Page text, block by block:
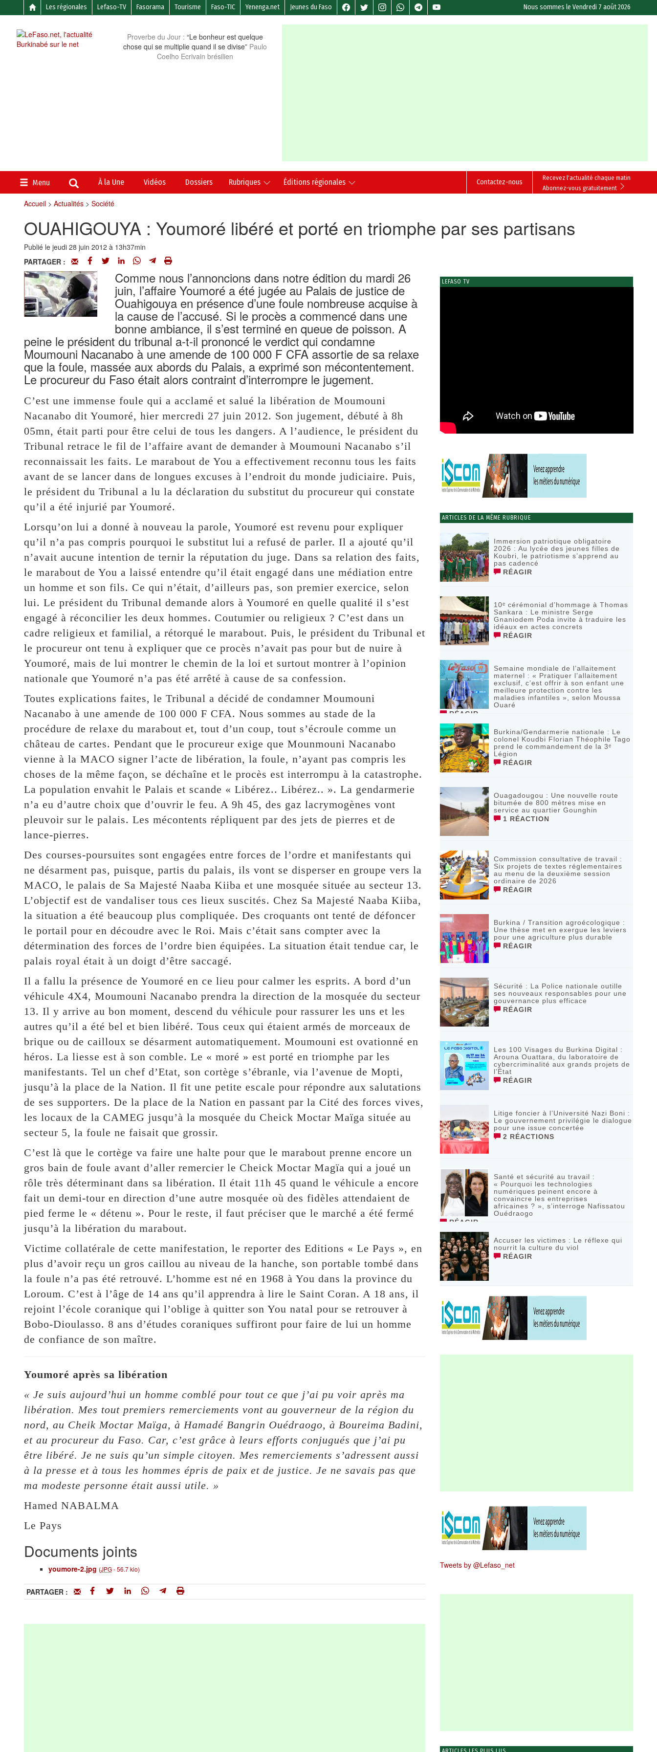
Les régionales Lefaso-TV Fasorama Tourisme Faso-TIC Yenenga.net Jeunes du Faso Nous sommes leVendredi 7 août 2026
Proverbe du Jour : “Le bonheur est quelque
chose qui se multiplie quand il se divise” Paulo
Coelho Ecrivain brésilien
Menu À la Une Vidéos Dossiers Rubriques Éditions régionales
Recevez l'actualité chaque matin
Abonnez-vous gratuitement
Contactez-nous
Accueil> Actualités> Société
OUAHIGOUYA : Youmoré libéré et porté en triomphe par ses partisans
Publié le jeudi 28 juin 2012 à 13h37min
PARTAGER :
Comme nous l’annoncions dans notre édition du mardi 26
juin, l’affaire Youmoré a été jugée au Palais de justice de
Ouahigouya en présence d’une foule nombreuse acquise à
la cause de l’accusé. Si le procès a commencé dans une
bonne ambiance, il s’est terminé en queue de poisson. A
peine le président du tribunal a-t-il prononcé le verdict qui condamne
Moumouni Nacanabo à une amende de 100 000 F CFA assortie de sa relaxe
que la foule, massée aux abords du Palais, a exprimé son mécontentement.
Le procureur du Faso était alors contraint d’interrompre le jugement.
C’est une immense foule qui a acclamé et salué la libération de Moumouni
Nacanabo dit Youmoré, hier mercredi 27 juin 2012. Son jugement, débuté à 8h
05mn, était parti pour être celui de tous les dangers. A l’audience, le président du
Tribunal retrace le fil de l’affaire avant de demander à Moumouni Nacanabo s’il
reconnaissait les faits. Le marabout de You a effectivement reconnu tous les faits
avant de se lancer dans de longues excuses à l’endroit du monde judiciaire. Puis,
le président du Tribunal a lu la déclaration du substitut du procureur qui constate
qu’il a été injurié par Youmoré.
Lorsqu’on lui a donné à nouveau la parole, Youmoré est revenu pour expliquer
qu’il n’a pas compris pourquoi le substitut lui a refusé de parler. Il a ajouté qu’il
n’avait aucune intention de ternir la réputation du juge. Dans sa relation des faits,
le marabout de You a laissé entendre qu’il était engagé dans une médiation entre
un homme et son fils. Ce qui n’était, d’ailleurs pas, son premier exercice, selon
lui. Le président du Tribunal demande alors à Youmoré en quelle qualité il s’est
engagé à réconcilier les deux hommes. Coutumier ou religieux ? C’est dans un
cadre religieux et familial, a rétorqué le marabout. Puis, le président du Tribunal et
le procureur ont tenu à expliquer que ce procès n’avait pas pour but de nuire à
Youmoré, mais de lui montrer le chemin de la loi et surtout montrer à l’opinion
nationale que Youmoré n’a pas été arrêté à cause de sa confession.
Toutes explications faites, le Tribunal a décidé de condamner Moumouni
Nacanabo à une amende de 100 000 F CFA. Nous sommes au stade de la
procédure de relaxe du marabout et, tout d’un coup, tout s’écroule comme un
château de cartes. Pendant que le procureur exige que Mounmouni Nacanabo
vienne à la MACO signer l’acte de libération, la foule, n’ayant pas compris les
choses de la même façon, se déchaîne et le procès est interrompu à la catastrophe.
La population envahit le Palais et scande « Libérez.. Libérez.. ». La gendarmerie
n’a eu d’autre choix que d’ouvrir le feu. A 9h 45, des gaz lacrymogènes vont
pleuvoir sur le palais. Les mécontents répliquent par des jets de pierres et de
lance-pierres.
Des courses-poursuites sont engagées entre forces de l’ordre et manifestants qui
ne désarment pas, puisque, partis du palais, ils vont se disperser en groupe vers la
MACO, le palais de Sa Majesté Naaba Kiiba et une mosquée située au secteur 13.
L’objectif est de vandaliser tous ces lieux suscités. Chez Sa Majesté Naaba Kiiba,
la situation a été beaucoup plus compliquée. Des croquants ont tenté de défoncer
le portail pour en découdre avec le Roi. Mais c’était sans compter avec la
détermination des forces de l’ordre bien équipées. La situation était tendue car, le
palais royal était à un doigt d’être saccagé.
Il a fallu la présence de Youmoré en ce lieu pour calmer les esprits. A bord d’un
véhicule 4X4, Moumouni Nacanabo prendra la direction de la mosquée du secteur
13. Il y arrive au bon moment, descend du véhicule pour rassurer les uns et les
autres qu’il a été bel et bien libéré. Tous ceux qui étaient armés de morceaux de
brique ou de cailloux se désarment automatiquement. Moumouni est ovationné en
héros. La liesse est à son comble. Le « moré » est porté en triomphe par les
manifestants. Tel un chef d’Etat, son cortège s’ébranle, via l’avenue de Mopti,
jusqu’à la place de la Nation. Il fit une petite escale pour répondre aux salutations
de ses supporters. De la place de la Nation en passant par la Cité des forces vives,
les locaux de la CAMEG jusqu’à la mosquée du Cheick Moctar Maïga située au
secteur 5, la foule ne faisait que grossir.
C’est là que le cortège va faire une halte pour que le marabout prenne encore un
gros bain de foule avant d’aller remercier le Cheick Moctar Magïa qui a joué un
rôle très déterminant dans sa libération. Il était 11h 45 quand le véhicule a encore
fait un demi-tour en direction d’une autre mosquée où des fidèles attendaient de
pied ferme le « détenu ». Pour le reste, il faut préciser que le marché a été fermé
jusqu’à la libération du marabout.
Victime collatérale de cette manifestation, le reporter des Editions « Le Pays », en
plus d’avoir reçu un gros caillou au niveau de la hanche, son portable tombé dans
la foule n’a pas été retrouvé. L’homme est né en 1968 à You dans la province du
Loroum. C’est à l’âge de 14 ans qu’il apprendra à lire le Saint Coran. A 18 ans, il
rejoint l’école coranique qui l’oblige à quitter son You natal pour se retrouver à
Bobo-Dioulasso. 8 ans d’études coraniques suffiront pour faire de lui un homme
de confiance de son maître.
Youmoré après sa libération
« Je suis aujourd’hui un homme comblé pour tout ce que j’ai pu voir après ma
libération. Mes tout premiers remerciements vont au gouverneur de la région du
nord, au Cheik Moctar Maïga, à Hamadé Bangrin Ouédraogo, à Boureima Badini,
et au procureur du Faso. Car, c’est grâce à leurs efforts conjugués que j’ai pu
être libéré. Je ne suis qu’un simple citoyen. Mes remerciements s’adressent aussi
à la presse et à tous les hommes épris de paix et de justice. Je ne savais pas que
ma modeste personne était aussi utile. »
Hamed NABALMA
Le Pays
Documents joints
youmore-2.jpg (JPG-56.7 kio)
PARTAGER :
LEFASO TV
ARTICLES DE LA MÊME RUBRIQUE
Immersion patriotique obligatoire
2026 : Au lycée des jeunes filles de
Koubri, le patriotisme s’apprend au
pas cadencé
RÉAGIR
10ᵉ cérémonial d’hommage à Thomas
Sankara : Le ministre Serge
Gnaniodem Poda invite à traduire les
idéaux en actes concrets
RÉAGIR
Semaine mondiale de l’allaitement
maternel : « Pratiquer l’allaitement
exclusif, c’est offrir à son enfant une
meilleure protection contre les
maladies infantiles », selon Moussa
Ouaré
RÉAGIR
Burkina/Gendarmerie nationale : Le
colonel Koudbi Florian Théophile Tago
prend le commandement de la 3ᵉ
Légion
RÉAGIR
Ouagadougou : Une nouvelle route
bitumée de 800 mètres mise en
service au quartier Gounghin
1 RÉACTION
Commission consultative de travail :
Six projets de textes réglementaires
au menu de la deuxième session
ordinaire de 2026
RÉAGIR
Burkina / Transition agroécologique :
Une thèse met en exergue les leviers
pour une agriculture plus durable
RÉAGIR
Sécurité : La Police nationale outille
ses nouveaux responsables pour une
gouvernance plus efficace
RÉAGIR
Les 100 Visages du Burkina Digital :
Arouna Ouattara, du laboratoire de
cybercriminalité aux grands projets de
l’État
RÉAGIR
Litige foncier à l’Université Nazi Boni :
Le gouvernement privilégie le dialogue
pour une issue concertée
2 RÉACTIONS
Santé et sécurité au travail :
« Pourquoi les technologies
numériques peinent encore à
convaincre les entreprises
africaines ? », s’interroge Nafissatou
Ouédraogo
RÉAGIR
Accuser les victimes : Le réflexe qui
nourrit la culture du viol
RÉAGIR
Tweets by @Lefaso_net